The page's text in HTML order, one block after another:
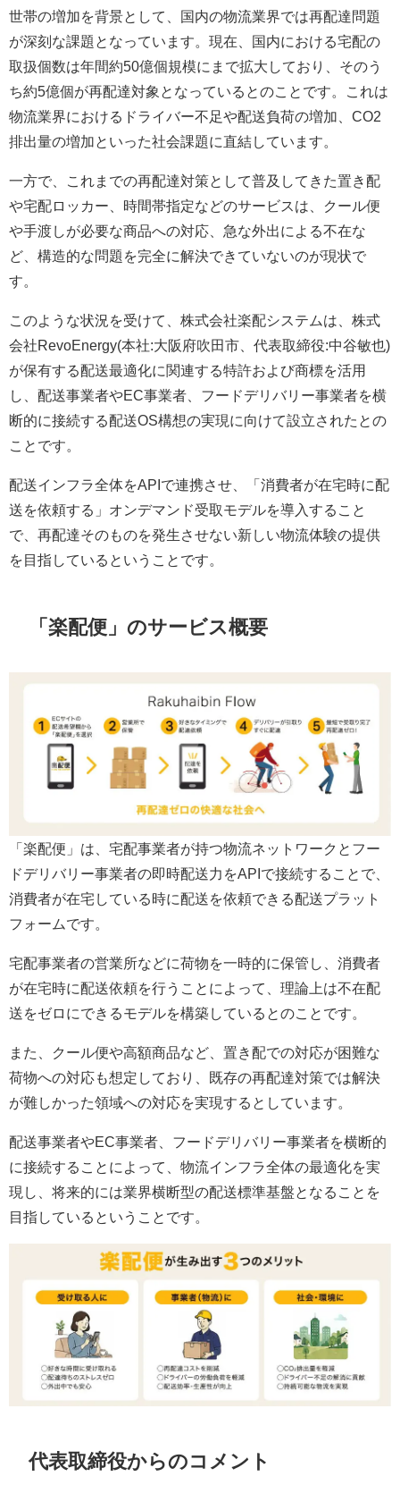
世帯の増加を背景として、国内の物流業界では再配達問題
が深刻な課題となっています。現在、国内における宅配の
取扱個数は年間約50億個規模にまで拡大しており、そのう
ち約5億個が再配達対象となっているとのことです。これは
物流業界におけるドライバー不足や配送負荷の増加、CO2
排出量の増加といった社会課題に直結しています。
一方で、これまでの再配達対策として普及してきた置き配
や宅配ロッカー、時間帯指定などのサービスは、クール便
や手渡しが必要な商品への対応、急な外出による不在な
ど、構造的な問題を完全に解決できていないのが現状で
す。
このような状況を受けて、株式会社楽配システムは、株式
会社RevoEnergy(本社:大阪府吹田市、代表取締役:中谷敏也)
が保有する配送最適化に関連する特許および商標を活用
し、配送事業者やEC事業者、フードデリバリー事業者を横
断的に接続する配送OS構想の実現に向けて設立されたとの
ことです。
配送インフラ全体をAPIで連携させ、「消費者が在宅時に配
送を依頼する」オンデマンド受取モデルを導入すること
で、再配達そのものを発生させない新しい物流体験の提供
を目指しているということです。
「楽配便」のサービス概要
「楽配便」は、宅配事業者が持つ物流ネットワークとフー
ドデリバリー事業者の即時配送力をAPIで接続することで、
消費者が在宅している時に配送を依頼できる配送プラット
フォームです。
宅配事業者の営業所などに荷物を一時的に保管し、消費者
が在宅時に配送依頼を行うことによって、理論上は不在配
送をゼロにできるモデルを構築しているとのことです。
また、クール便や高額商品など、置き配での対応が困難な
荷物への対応も想定しており、既存の再配達対策では解決
が難しかった領域への対応を実現するとしています。
配送事業者やEC事業者、フードデリバリー事業者を横断的
に接続することによって、物流インフラ全体の最適化を実
現し、将来的には業界横断型の配送標準基盤となることを
目指しているということです。
代表取締役からのコメント